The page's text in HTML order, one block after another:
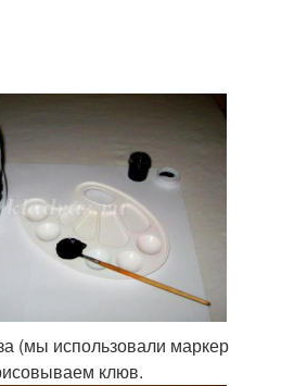
(мы использовали маркер
клюв.